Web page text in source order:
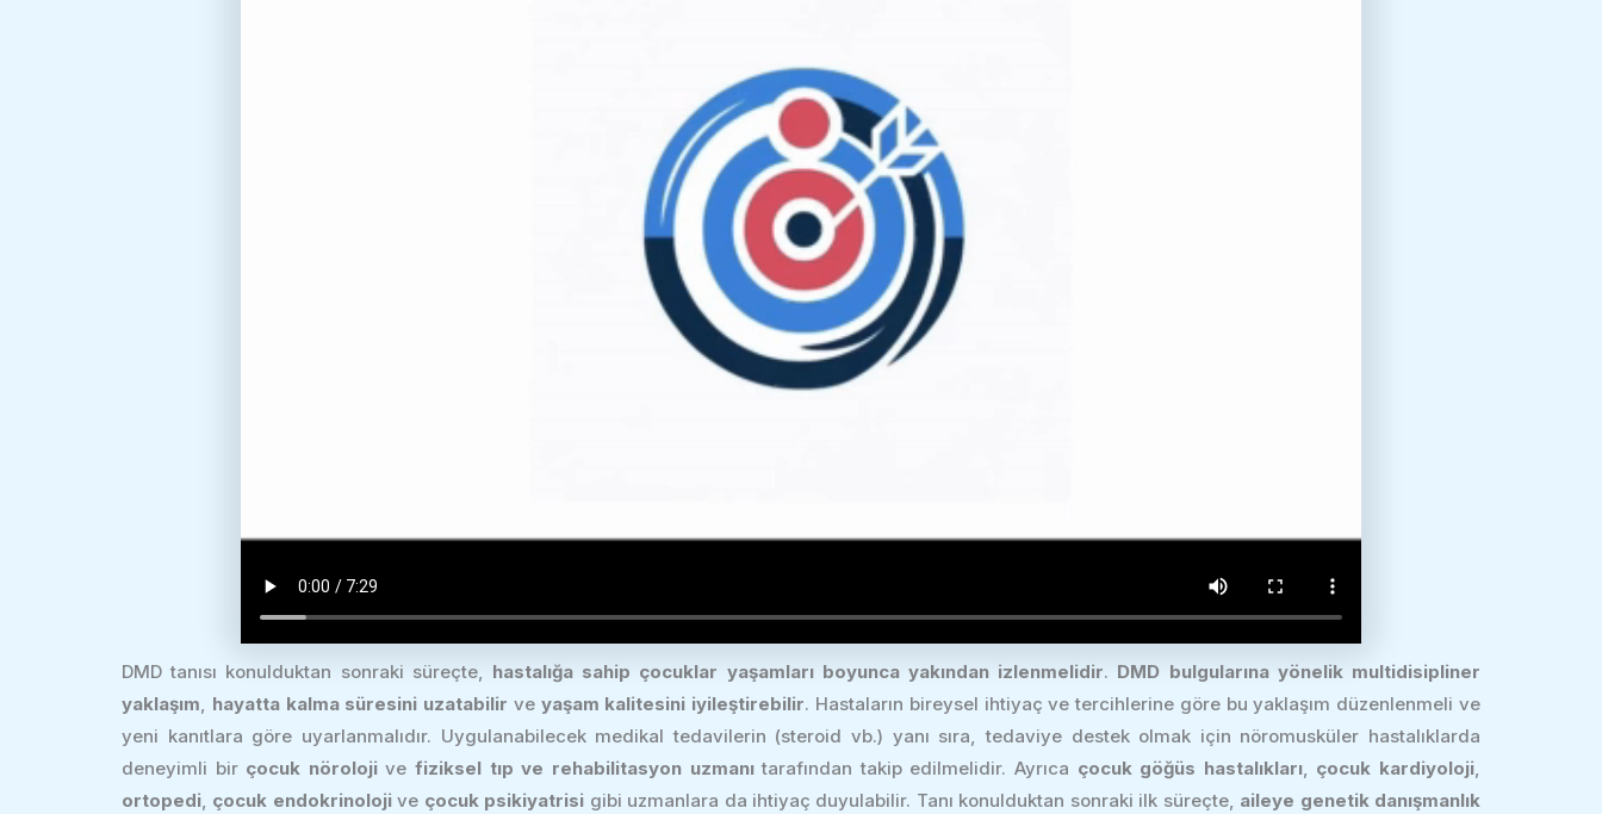
DMD tanısı konulduktan sonraki süreçte, hastalığa sahip çocuklar yaşamları boyunca yakından izlenmelidir. DMD bulgularına yönelik multidisipliner
yaklaşım, hayatta kalma süresini uzatabilir ve yaşam kalitesini iyileştirebilir. Hastaların bireysel ihtiyaç ve tercihlerine göre bu yaklaşım düzenlenmeli ve
yeni kanıtlara göre uyarlanmalıdır. Uygulanabilecek medikal tedavilerin (steroid vb.) yanı sıra, tedaviye destek olmak için nöromusküler hastalıklarda
deneyimli bir çocuk nörolojivefiziksel tıp ve rehabilitasyon uzmanıtarafından takip edilmelidir. Ayrıca çocuk göğüs hastalıkları, çocuk kardiyoloji,
ortopedi, çocuk endokrinolojive çocuk psikiyatrisi gibi uzmanlara da ihtiyaç duyulabilir. Tanı konulduktan sonraki ilk süreçte, aileye genetik danışmanlık